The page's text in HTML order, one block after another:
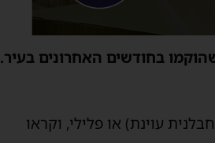
בחודשים האחרונים בעיר.
עוינת) או פלילי, וקראו